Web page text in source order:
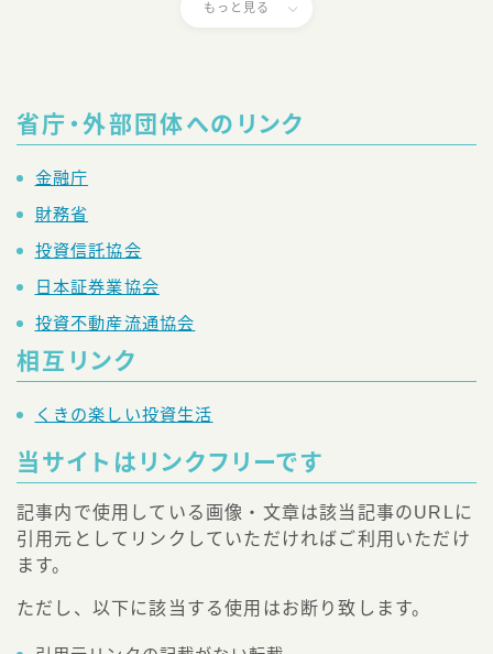
もっと見る
省庁・外部団体へのリンク
金融庁
財務省
投資信託協会
日本証券業協会
投資不動産流通協会
相互リンク
くきの楽しい投資生活
当サイトはリンクフリーです
記事内で使用している画像・文章は該当記事のURLに
引用元としてリンクしていただければご利用いただけ
ます。
ただし、以下に該当する使用はお断り致します。